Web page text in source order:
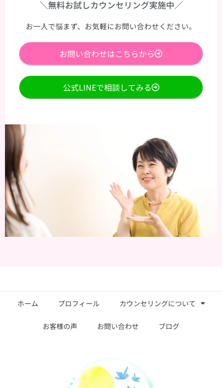
＼無料お試しカウンセリング実施中／
お一人で悩まず、お気軽にお問い合わせください。
お問い合わせはこちらから
公式LINEで相談してみる
ホーム プロフィール カウンセリングについて
お客様の声 お問い合わせ ブログ